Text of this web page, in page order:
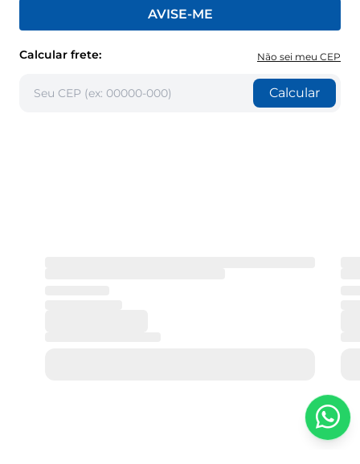
AVISE-ME
Calcular frete: Não sei meu CEP
Calcular